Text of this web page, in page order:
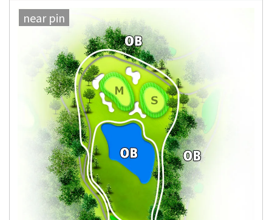
near pin